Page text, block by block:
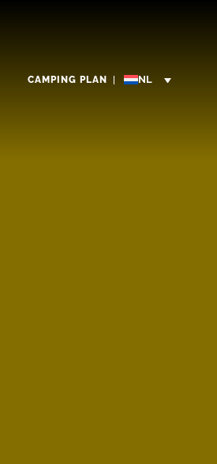
CAMPING PLAN